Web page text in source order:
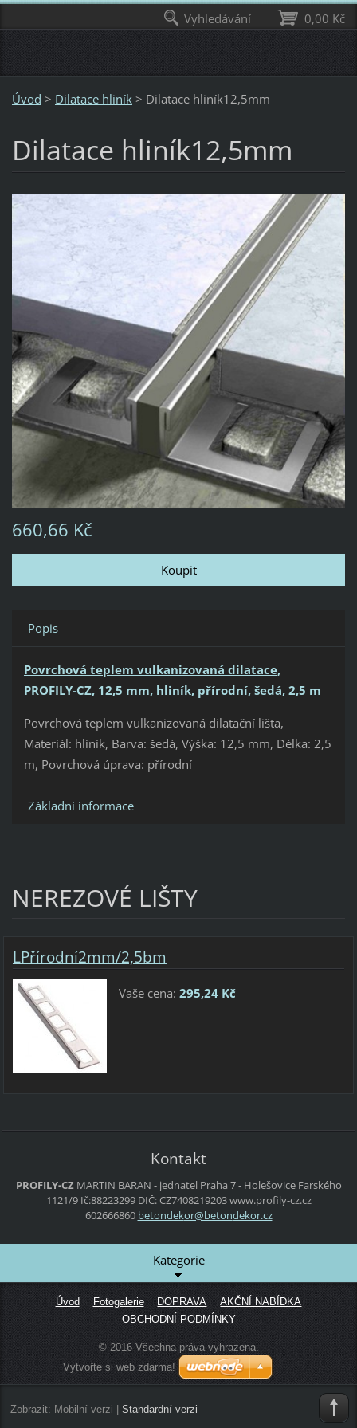
Úvod > Dilatace hliník > Dilatace hliník12,5mm
Dilatace hliník12,5mm
660,66 Kč
Popis
Povrchová teplem vulkanizovaná dilatace,
PROFILY-CZ, 12,5 mm, hliník, přírodní, šedá, 2,5 m
Povrchová teplem vulkanizovaná dilatační lišta,
Materiál: hliník, Barva: šedá, Výška: 12,5 mm, Délka: 2,5
m, Povrchová úprava: přírodní
Základní informace
NEREZOVÉ LIŠTY
LPřírodní2mm/2,5bm
Vaše cena: 295,24 Kč
Kontakt
PROFILY-CZ MARTIN BARAN - jednatel Praha 7 - HolešoviceFarského
1121/9Ič:88223299 DIČ: CZ7408219203www.profily-cz.cz
602666860 betondekor@betondekor.cz
Kategorie
Úvod Fotogalerie DOPRAVA
AKČNÍ NABÍDKA
OBCHODNÍ PODMÍNKY
© 2016 Všechna práva vyhrazena.
Vytvořte si web zdarma!
Zobrazit: Mobilní verzi | Standardní verzi
0,00 Kč
Vyhledávání